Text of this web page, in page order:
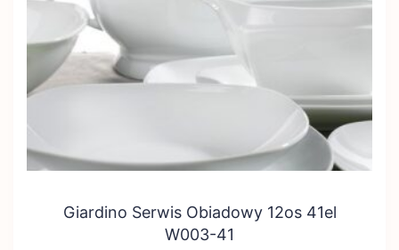
Giardino Serwis Obiadowy 12os 41el
W003-41